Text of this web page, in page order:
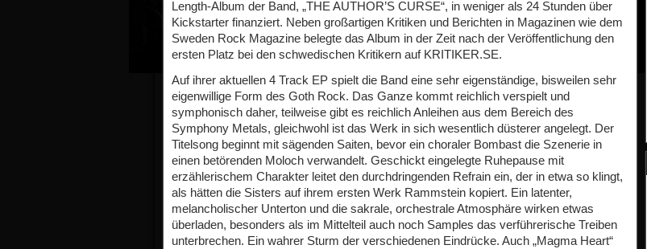
Length-Album der Band, „THE AUTHOR’S CURSE“, in weniger als 24 Stunden über
Kickstarter finanziert. Neben großartigen Kritiken und Berichten in Magazinen wie dem
Sweden Rock Magazine belegte das Album in der Zeit nach der Veröffentlichung den
ersten Platz bei den schwedischen Kritikern auf KRITIKER.SE.
Auf ihrer aktuellen 4 Track EP spielt die Band eine sehr eigenständige, bisweilen sehr
eigenwillige Form des Goth Rock. Das Ganze kommt reichlich verspielt und
symphonisch daher, teilweise gibt es reichlich Anleihen aus dem Bereich des
Symphony Metals, gleichwohl ist das Werk in sich wesentlich düsterer angelegt. Der
Titelsong beginnt mit sägenden Saiten, bevor ein choraler Bombast die Szenerie in
einen betörenden Moloch verwandelt. Geschickt eingelegte Ruhepause mit
erzählerischem Charakter leitet den durchdringenden Refrain ein, der in etwa so klingt,
als hätten die Sisters auf ihrem ersten Werk Rammstein kopiert. Ein latenter,
melancholischer Unterton und die sakrale, orchestrale Atmosphäre wirken etwas
überladen, besonders als im Mittelteil auch noch Samples das verführerische Treiben
unterbrechen. Ein wahrer Sturm der verschiedenen Eindrücke. Auch „Magma Heart“